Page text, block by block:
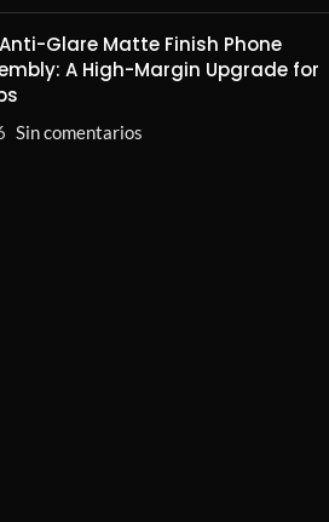
Glare Matte Finish Phone
A High-Margin Upgrade for
Sin comentarios